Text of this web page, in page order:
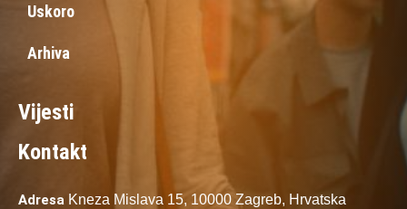
Uskoro
Arhiva
Vijesti
Kontakt
Adresa Kneza Mislava 15, 10000 Zagreb, Hrvatska